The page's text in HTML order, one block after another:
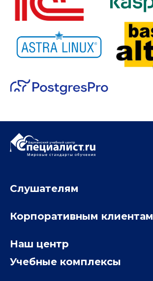
Учебные комплексы
Слушателям
Мастер-классы и вебинары
Корпоративным клиентам
Отзывы компаний
Наш центр
Информация о центре